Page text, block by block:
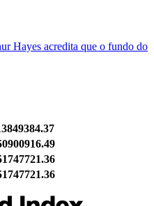
Hayes acredita que o fundo do